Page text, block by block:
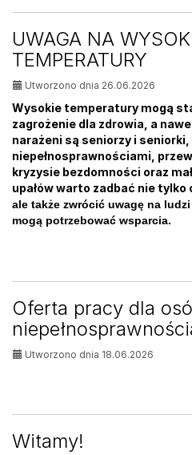
UWAGA NA
TEMPERATURY
Utworzono dnia 26.06.2026
Wysokie temperatury mogą
zagrożenie dla zdrowia, a
narażeni są seniorzy i seniorki,
niepełnosprawnościami,
kryzysie bezdomności oraz
upałów warto zadbać nie tylko
ale także zwrócić uwagę na
mogą potrzebować wsparcia.
Oferta pracy dla
Utworzono dnia 18.06.2026
Witamy!